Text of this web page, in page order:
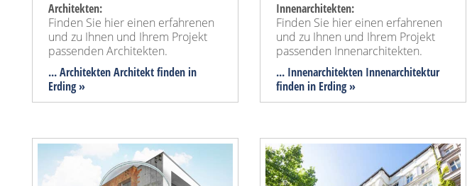
Architekten:
Finden Sie hier einen erfahrenen
und zu Ihnen und Ihrem Projekt
passenden Architekten.
... Architekten Architekt finden in
Erding »
Innenarchitekten:
Finden Sie hier einen erfahrenen
und zu Ihnen und Ihrem Projekt
passenden Innenarchitekten.
... Innenarchitekten Innenarchitektur
finden in Erding »